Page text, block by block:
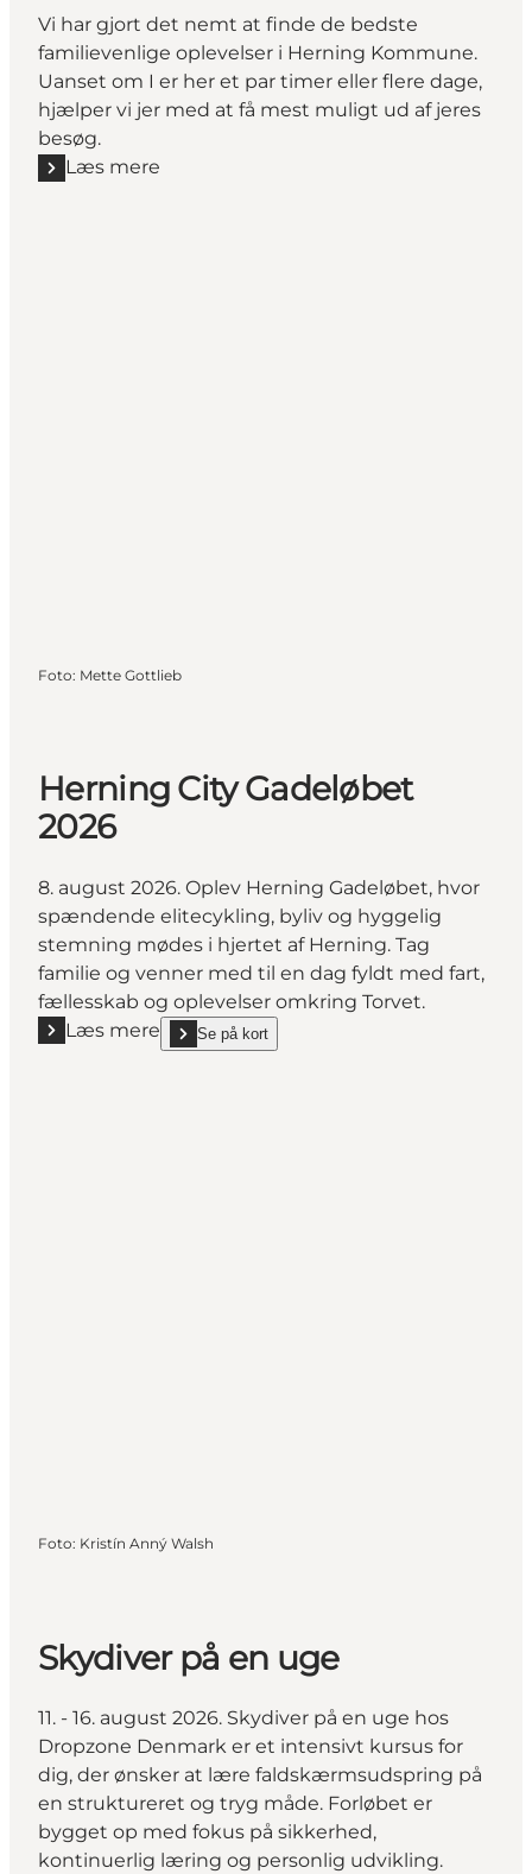
Vi har gjort det nemt at finde de bedste
familievenlige oplevelser i Herning Kommune.
Uanset om I er her et par timer eller flere dage,
hjælper vi jer med at få mest muligt ud af jeres
besøg.
Læs mere
Læs mere "Adventure Summer - Herning"
Foto: Mette Gottlieb
Herning City Gadeløbet
2026
8. august 2026. Oplev Herning Gadeløbet, hvor
spændende elitecykling, byliv og hyggelig
stemning mødes i hjertet af Herning. Tag
familie og venner med til en dag fyldt med fart,
fællesskab og oplevelser omkring Torvet.
Læs mere
Læs mere "Herning City Gadeløbet 2026"
Se på kort
show Herning City Gadeløbet 2026 on_map
Foto: Kristín Anný Walsh
Skydiver på en uge
11. - 16. august 2026. Skydiver på en uge hos
Dropzone Denmark er et intensivt kursus for
dig, der ønsker at lære faldskærmsudspring på
en struktureret og tryg måde. Forløbet er
bygget op med fokus på sikkerhed,
kontinuerlig læring og personlig udvikling.